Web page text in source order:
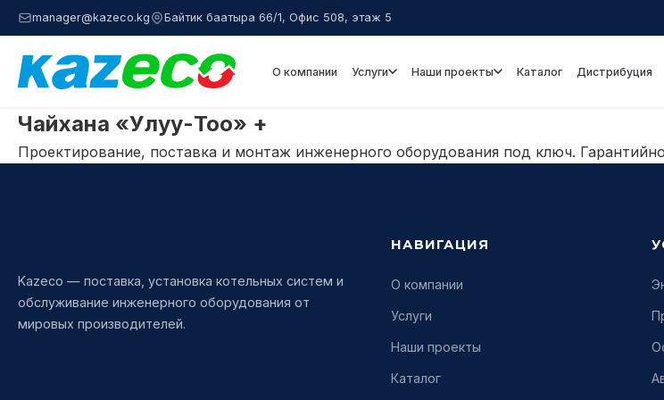
manager@kazeco.kg Байтик баатыра 66/1, Офис 508, этаж 5
О компании Услуги Наши проекты Каталог Дистрибуция
Чайхана «Улуу-Тоо» +
Проектирование, поставка и монтаж инженерного оборудования под ключ.
Kazeco — поставка, установка котельных систем и
обслуживание инженерного оборудования от
мировых производителей.
НАВИГАЦИЯ
О компании
Услуги
Наши проекты
Каталог